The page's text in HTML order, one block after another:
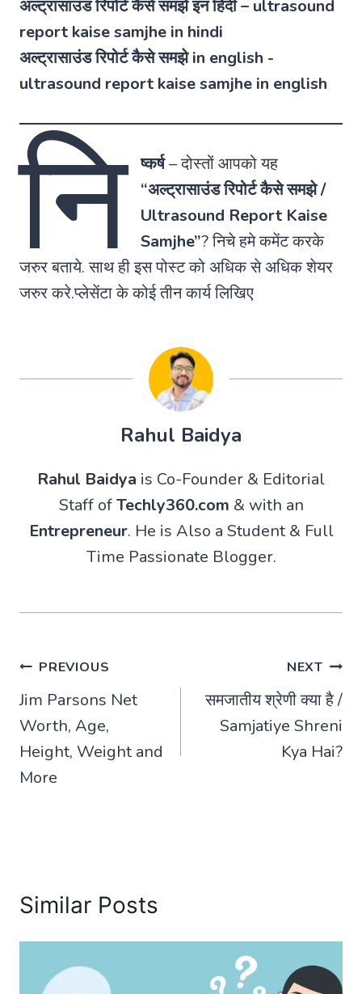
अल्ट्रासाउंड रिपोर्ट कैसे समझे इन हिंदी – ultrasound
report kaise samjhe in hindi
अल्ट्रासाउंड रिपोर्ट कैसे समझे in english -
ultrasound report kaise samjhe in english
नि ष्कर्ष–दोस्तों आपको यह
“अल्ट्रासाउंड रिपोर्ट कैसे समझे /
Ultrasound Report Kaise
Samjhe”? निचे हमे कमेंट करके
जरुर बताये. साथ ही इस पोस्ट को अधिक से अधिक शेयर
जरुर करे.प्लेसेंटा के कोई तीन कार्य लिखिए
Rahul Baidya
Rahul Baidya is Co-Founder & Editorial
Staff ofTechly360.com & with an
Entrepreneur. He is Also a Student & Full
Time Passionate Blogger.
Post
navigation
PREVIOUS
Jim Parsons Net
Worth, Age,
Height, Weight and
More
NEXT
समजातीय श्रेणी क्या है /
Samjatiye Shreni
Kya Hai?
Similar Posts